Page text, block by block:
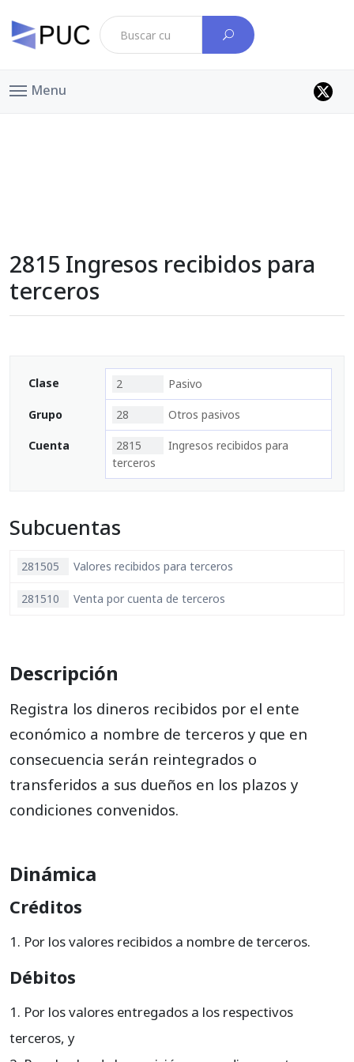
Menu
2815 Ingresos recibidos para
terceros
Clase 2 Pasivo
Grupo 28 Otros pasivos
Cuenta 2815
Ingresos recibidos para
terceros
Subcuentas
281505 Valores recibidos para terceros
281510 Venta por cuenta de terceros
Descripción
Registra los dineros recibidos por el ente
económico a nombre de terceros y que en
consecuencia serán reintegrados o
transferidos a sus dueños en los plazos y
condiciones convenidos.
Dinámica
Créditos
Por los valores recibidos a nombre de terceros.
Débitos
Por los valores entregados a los respectivos
terceros, y